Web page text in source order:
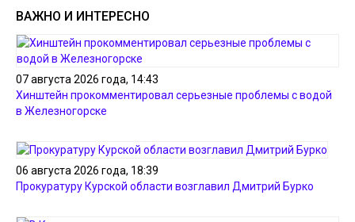
ВАЖНО И ИНТЕРЕСНО
07 августа 2026 года, 14:43
Хинштейн прокомментировал серьезные проблемы с водой
в Железногорске
06 августа 2026 года, 18:39
Прокуратуру Курской области возглавил Дмитрий Бурко